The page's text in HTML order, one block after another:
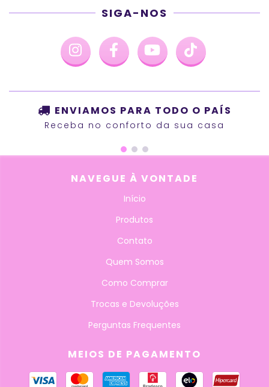
SIGA-NOS
ENVIAMOS PARA TODO O PAÍS
Receba no conforto da sua casa
NAVEGUE À VONTADE
Início
Produtos
Contato
Quem Somos
Como Comprar
Trocas e Devoluções
Perguntas Frequentes
MEIOS DE PAGAMENTO